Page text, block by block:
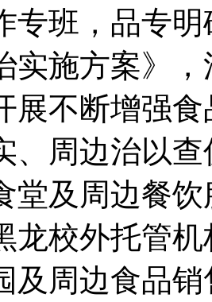
专班，品专
实施方案》
展不断增强
、周边治以
堂及周边餐
龙校外托管
及周边食品